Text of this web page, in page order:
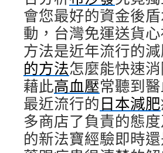
會您最好的資金後
動，台灣免運送貨
方法是近年流行的
的方法怎麼能快速
藉此高血壓常聽到
最近流行的日本減肥
多商店了負責的態
的新法寶經驗即時